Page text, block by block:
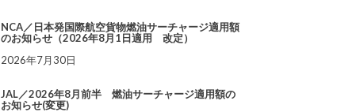
NCA／日本発国際航空貨物燃油サーチャージ適用額
のお知らせ（2026年8月1日適用 改定）
2026年7月30日
JAL／2026年8月前半 燃油サーチャージ適用額の
お知らせ(変更)